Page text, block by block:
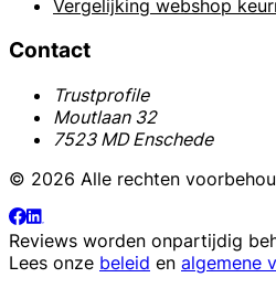
Vergelijking webshop
Contact
Trustprofile
Moutlaan 32
7523 MD Enschede
© 2026 Alle rechten
Reviews worden onpartijdig
Lees onze beleid en algemene